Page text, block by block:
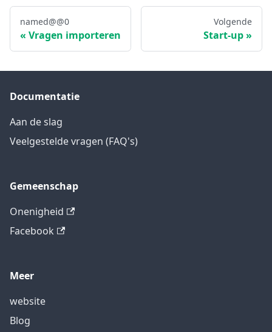
named@@0
Vragen importeren
Volgende
Start-up
Documentatie
Aan de slag
Veelgestelde vragen (FAQ's)
Gemeenschap
Onenigheid
Facebook
Meer
website
Blog